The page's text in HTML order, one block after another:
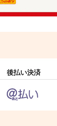
後払い決済